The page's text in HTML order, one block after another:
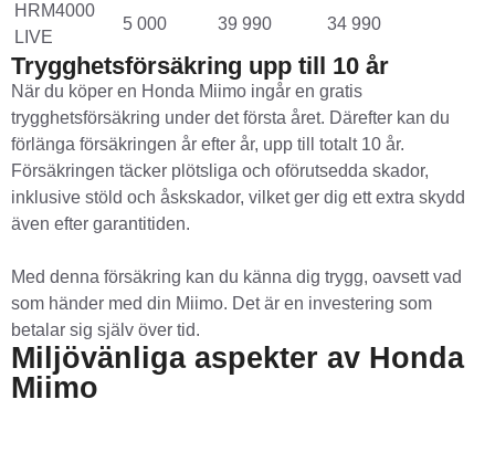
HRM4000
LIVE
5 000 39 990 34 990
Trygghetsförsäkring upp till 10 år
När du köper en Honda Miimo ingår en gratis
trygghetsförsäkring under det första året. Därefter kan du
förlänga försäkringen år efter år, upp till totalt 10 år.
Försäkringen täcker plötsliga och oförutsedda skador,
inklusive stöld och åskskador, vilket ger dig ett extra skydd
även efter garantitiden.
Med denna försäkring kan du känna dig trygg, oavsett vad
som händer med din Miimo. Det är en investering som
betalar sig själv över tid.
Miljövänliga aspekter av Honda
Miimo